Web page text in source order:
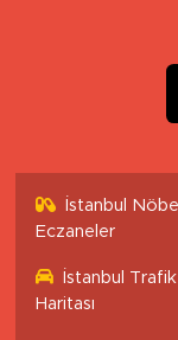
İstanbul
Eczaneler
İstanbul
Haritası